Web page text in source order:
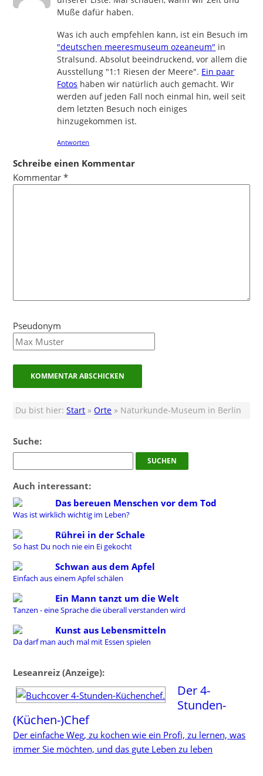
Muße dafür haben.
Was ich auch empfehlen kann, ist ein Besuch im
"deutschen meeresmuseum ozeaneum" in
Stralsund. Absolut beeindruckend, vor allem die
Ausstellung "1:1 Riesen der Meere". Ein paar
Fotos haben wir natürlich auch gemacht. Wir
werden auf jeden Fall noch einmal hin, weil seit
dem letzten Besuch noch einiges
hinzugekommen ist.
Antworten
Schreibe einen Kommentar
Kommentar*
Pseudonym
Du bist hier:Start »Orte » Naturkunde-Museum in Berlin
Suche:
Auch interessant:
Das bereuen Menschen vor dem Tod
Was ist wirklich wichtig im Leben?
Rührei in der Schale
So hast Du noch nie ein Ei gekocht
Schwan aus dem Apfel
Einfach aus einem Apfel schälen
Ein Mann tanzt um die Welt
Tanzen - eine Sprache die überall verstanden wird
Kunst aus Lebensmitteln
Da darf man auch mal mit Essen spielen
Leseanreiz (Anzeige):
Der 4-
Stunden-
(Küchen-)Chef
Der einfache Weg, zu kochen wie ein Profi, zu lernen, was
immer Sie möchten, und das gute Leben zu leben